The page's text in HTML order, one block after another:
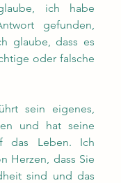
ich habe
gefunden,
glaube, dass es
oder falsche
sein eigenes,
und hat seine
das Leben. Ich
Herzen, dass Sie
sind und das